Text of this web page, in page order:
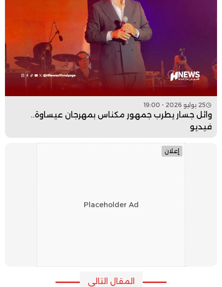
25 يوليو 2026 - 19:00
وائل جسار يطرب جمهور مكناس بمهرجان عيساوة..
فيديو
إعلان
Placeholder Ad
المقال التالي